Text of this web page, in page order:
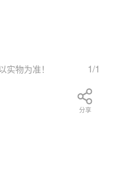
实物为准！ 1/1
分享